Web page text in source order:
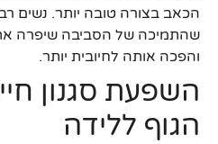
הכאב בצורה טובה יותר. נשים
שהתמיכה של הסביבה שיפרה את
והפכה אותה לחיובית יותר.
השפעת סגנון
הגוף ללידה